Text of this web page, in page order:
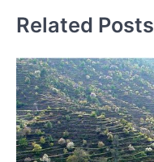
Related Posts